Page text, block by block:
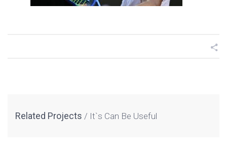
Related Projects It`s Can Be Useful